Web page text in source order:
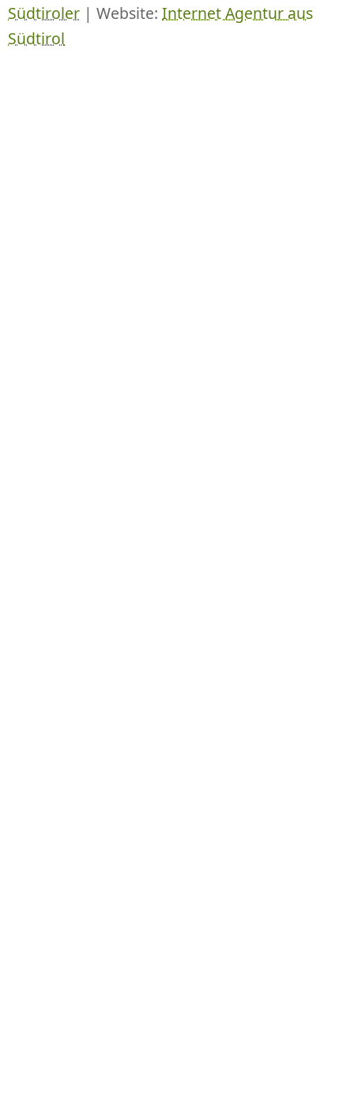
Südtiroler | Website: Internet Agentur aus
Südtirol